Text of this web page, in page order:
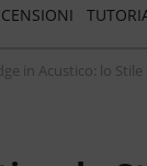
in Acustico: lo